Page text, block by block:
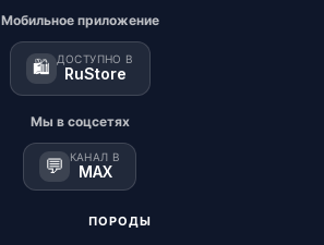
Мобильное приложение
🛍️ ДОСТУПНО В
RuStore
Мы в соцсетях
💬 КАНАЛ В
MAX
ПОРОДЫ